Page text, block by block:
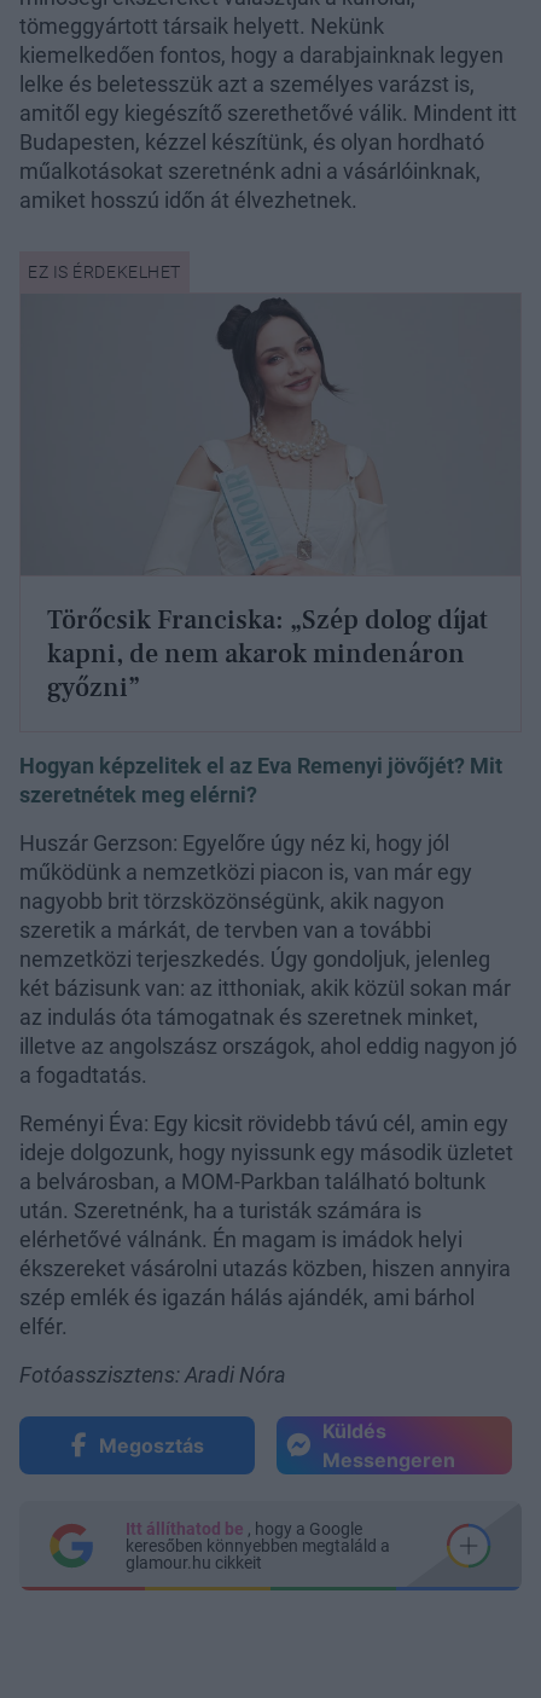
tömeggyártott társaik helyett. Nekünk
kiemelkedően fontos, hogy a darabjainknak legyen
lelke és beletesszük azt a személyes varázst is,
amitől egy kiegészítő szerethetővé válik. Mindent itt
Budapesten, kézzel készítünk, és olyan hordható
műalkotásokat szeretnénk adni a vásárlóinknak,
amiket hosszú időn át élvezhetnek.
Törőcsik Franciska: „Szép dolog díjat
kapni, de nem akarok mindenáron
győzni”
Hogyan képzelitek el az Eva Remenyi jövőjét? Mit
szeretnétek meg elérni?
Huszár Gerzson: Egyelőre úgy néz ki, hogy jól
működünk a nemzetközi piacon is, van már egy
nagyobb brit törzsközönségünk, akik nagyon
szeretik a márkát, de tervben van a további
nemzetközi terjeszkedés. Úgy gondoljuk, jelenleg
két bázisunk van: az itthoniak, akik közül sokan már
az indulás óta támogatnak és szeretnek minket,
illetve az angolszász országok, ahol eddig nagyon jó
a fogadtatás.
Reményi Éva: Egy kicsit rövidebb távú cél, amin egy
ideje dolgozunk, hogy nyissunk egy második üzletet
a belvárosban, a MOM-Parkban található boltunk
után. Szeretnénk, ha a turisták számára is
elérhetővé válnánk. Én magam is imádok helyi
ékszereket vásárolni utazás közben, hiszen annyira
szép emlék és igazán hálás ajándék, ami bárhol
elfér.
Fotóasszisztens: Aradi Nóra
Megosztás
Küldés
Messengeren
Itt állíthatod be , hogy a Google
keresőben könnyebben megtaláld a
glamour.hu cikkeit